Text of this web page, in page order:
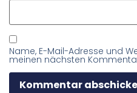
Name, E-Mail-Adresse und
meinen nächsten